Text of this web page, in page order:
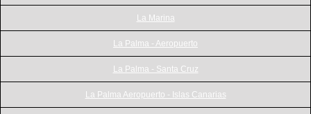
La Marina
La Palma - Aeropuerto
La Palma - Santa Cruz
La Palma Aeropuerto - Islas Canarias